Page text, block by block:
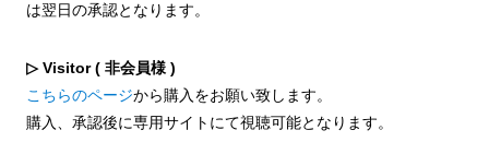
は翌日の承認となります。
▷ Visitor ( 非会員様 )
こちらのページから購入をお願い致します。
購入、承認後に専用サイトにて視聴可能となります。